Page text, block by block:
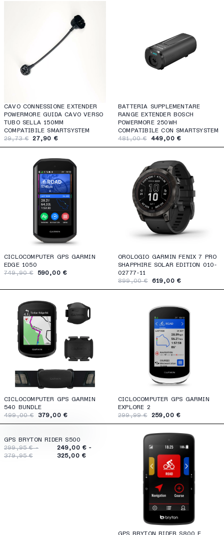
CAVO CONNESSIONE EXTENDER
POWERMORE GUIDA CAVO VERSO
TUBO SELLA 150MM
COMPATIBILE SMARTSYSTEM
29,73 €
27,90 €
BATTERIA SUPPLEMENTARE
RANGE EXTENDER BOSCH
POWERMORE 250WH
COMPATIBILE CON SMARTSYSTEM
481,00 €
449,00 €
CICLOCOMPUTER GPS GARMIN
EDGE 1050
749,90 €
590,00 €
OROLOGIO GARMIN FENIX 7 PRO
SHAPPHIRE SOLAR EDITION 010-
02777-11
899,00 €
619,00 €
CICLOCOMPUTER GPS GARMIN
540 BUNDLE
499,00 €
379,00 €
CICLOCOMPUTER GPS GARMIN
EXPLORE 2
299,99 €
259,00 €
GPS BRYTON RIDER S500
299,95 € -
379,95 €
249,00 € -
325,00 €